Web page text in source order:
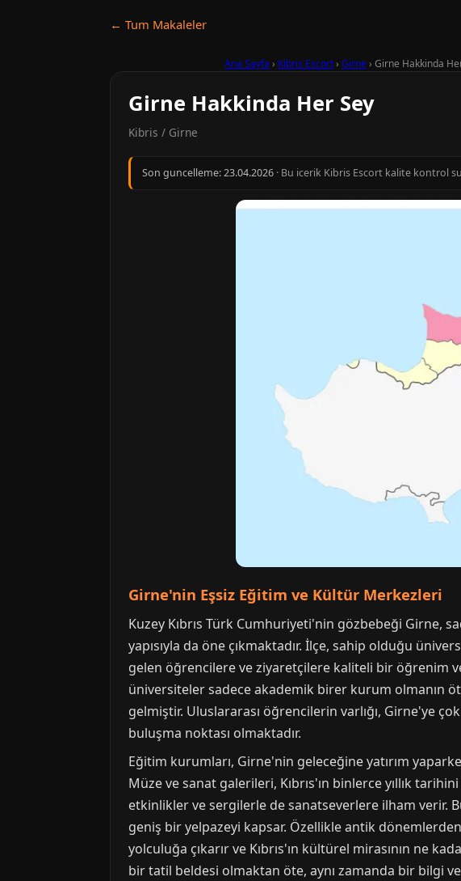
← Tum Makaleler
Ana Sayfa › Kibris Escort› Girne› Girne Hakkinda
Girne Hakkinda Her Sey
Kibris / Girne
Son guncelleme:23.04.2026 · Bu icerik Kibris Escort kalite kontrol
Girne'nin Eşsiz Eğitim ve Kültür Merkezleri
Kuzey Kıbrıs Türk Cumhuriyeti'nin gözbebeği Girne,
yapısıyla da öne çıkmaktadır. İlçe, sahip olduğu
gelen öğrencilere ve ziyaretçilere kaliteli bir öğrenim
üniversiteler sadece akademik birer kurum olmanın
gelmiştir. Uluslararası öğrencilerin varlığı, Girne'ye
buluşma noktası olmaktadır.
Eğitim kurumları, Girne'nin geleceğine yatırım
Müze ve sanat galerileri, Kıbrıs'ın binlerce yıllık
etkinlikler ve sergilerle de sanatseverlere ilham verir.
geniş bir yelpazeyi kapsar. Özellikle antik
yolculuğa çıkarır ve Kıbrıs'ın kültürel mirasının ne
bir tatil beldesi olmaktan öte, aynı zamanda bir bilgi